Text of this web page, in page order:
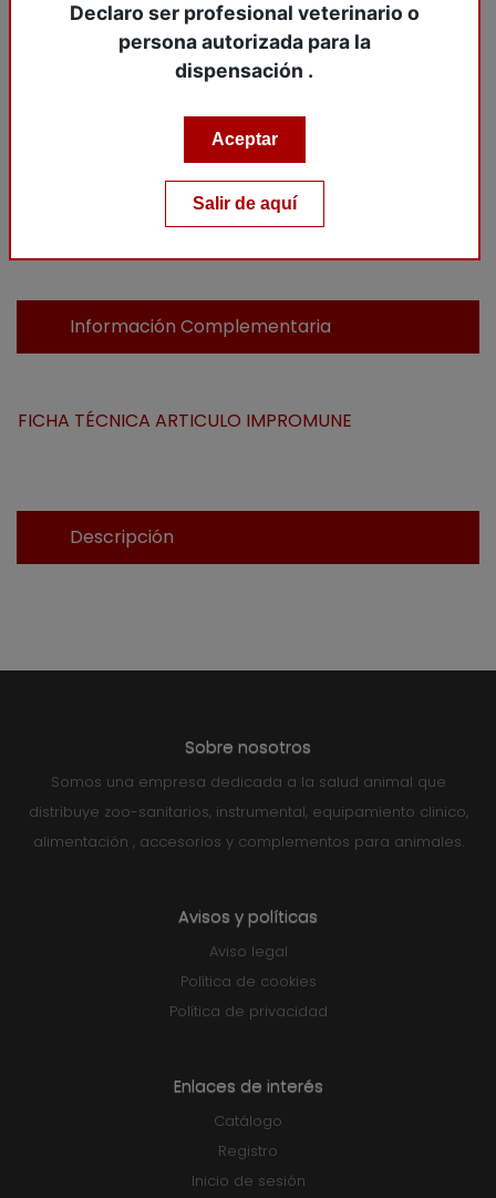
IMPROMUNE 200
Comp.o.
IMPROMUNE 200 Comp.o.
Añadir al carrito
Información Complementaria
FICHA TÉCNICA ARTICULO IMPROMUNE
Descripción
Sobre nosotros
Somos una empresa dedicada a la salud animal que
distribuye zoo-sanitarios, instrumental, equipamiento clinico,
alimentación , accesorios y complementos para animales.
Avisos y políticas
Aviso legal
Política de cookies
Política de privacidad
Enlaces de interés
Catálogo
Registro
Inicio de sesión
Declaro ser profesional veterinario o
persona autorizada para la
dispensación .
Aceptar
Salir de aquí